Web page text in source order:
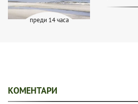
преди 14 часа
КОМЕНТАРИ